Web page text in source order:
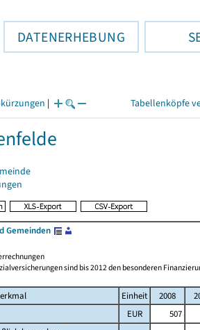
DATENERHEBUNG
| Tabellenköpfe
Gemeinden
sind bis 2012 den besonderen
Einheit 2008
EUR 507